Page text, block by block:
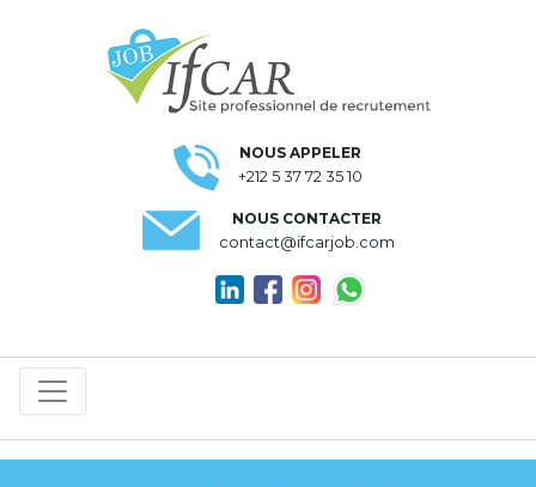
NOUS APPELER
+212 5 37 72 35 10
NOUS CONTACTER
contact@ifcarjob.com